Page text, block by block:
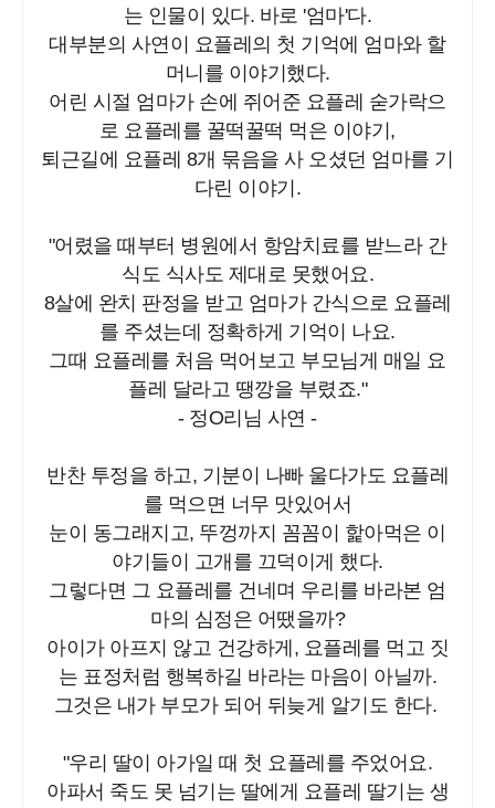
는 인물이 있다. 바로 '엄마'다.
대부분의 사연이 요플레의 첫 기억에 엄마와 할
머니를 이야기했다.
어린 시절 엄마가 손에 쥐어준 요플레 숟가락으
로 요플레를 꿀떡꿀떡 먹은 이야기,
퇴근길에 요플레 8개 묶음을 사 오셨던 엄마를 기
다린 이야기.
"어렸을 때부터 병원에서 항암치료를 받느라 간
식도 식사도 제대로 못했어요.
8살에 완치 판정을 받고 엄마가 간식으로 요플레
를 주셨는데 정확하게 기억이 나요.
그때 요플레를 처음 먹어보고 부모님게 매일 요
플레 달라고 땡깡을 부렸죠."
- 정O리님 사연 -
반찬 투정을 하고, 기분이 나빠 울다가도 요플레
를 먹으면 너무 맛있어서
눈이 동그래지고, 뚜껑까지 꼼꼼이 핥아먹은 이
야기들이 고개를 끄덕이게 했다.
그렇다면 그 요플레를 건네며 우리를 바라본 엄
마의 심정은 어땠을까?
아이가 아프지 않고 건강하게, 요플레를 먹고 짓
는 표정처럼 행복하길 바라는 마음이 아닐까.
그것은 내가 부모가 되어 뒤늦게 알기도 한다.
"우리 딸이 아가일 때 첫 요플레를 주었어요.
아파서 죽도 못 넘기는 딸에게 요플레 딸기는 생